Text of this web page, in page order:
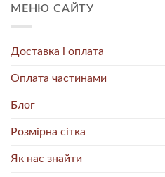
МЕНЮ САЙТУ
Доставка і оплата
Оплата частинами
Блог
Розмірна сітка
Як нас знайти